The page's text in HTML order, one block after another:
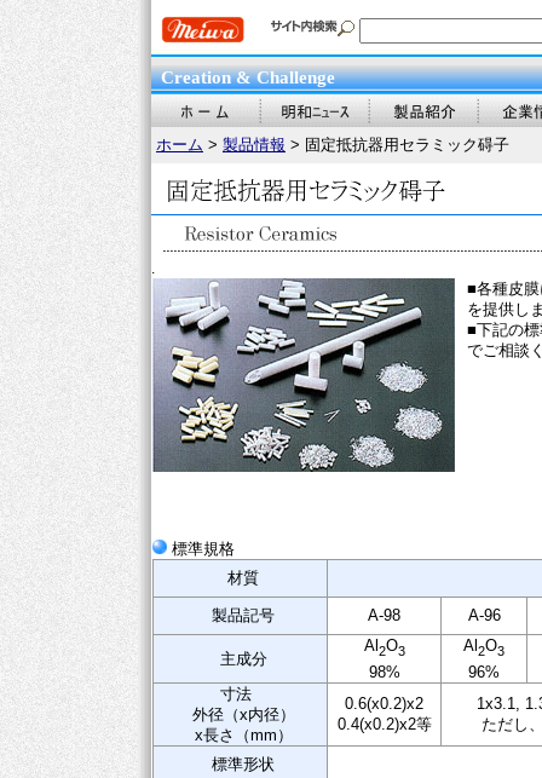
Creation & Challenge
ホーム > 製品情報 > 固定抵抗器用セラミック碍子
.
■各種皮
を提供し
■下記の
でご相談
標準規格
材質
製品記号 A-98 A-96
主成分
Al 2O3
98%
Al 2O3
96%
寸法
外径（x内径）
x長さ（mm）
0.6(x0.2)x2
0.4(x0.2)x2等
1x3.1,
ただし
標準形状